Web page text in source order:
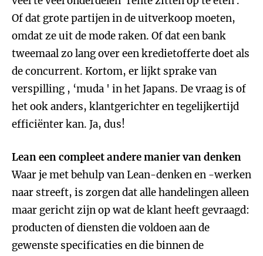
Of dat grote partijen in de uitverkoop moeten,
omdat ze uit de mode raken. Of dat een bank
tweemaal zo lang over een kredietofferte doet als
de concurrent. Kortom, er lijkt sprake van
verspilling , ‘muda ' in het Japans. De vraag is of
het ook anders, klantgerichter en tegelijkertijd
efficiënter kan. Ja, dus!
Lean een compleet andere manier van denken
Waar je met behulp van Lean-denken en -werken
naar streeft, is zorgen dat alle handelingen alleen
maar gericht zijn op wat de klant heeft gevraagd:
producten of diensten die voldoen aan de
gewenste specificaties en die binnen de